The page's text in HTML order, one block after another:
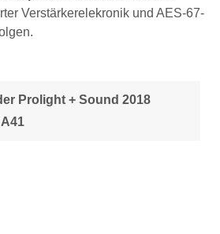
Verstärkerelekronik und AES-67-
Prolight + Sound 2018